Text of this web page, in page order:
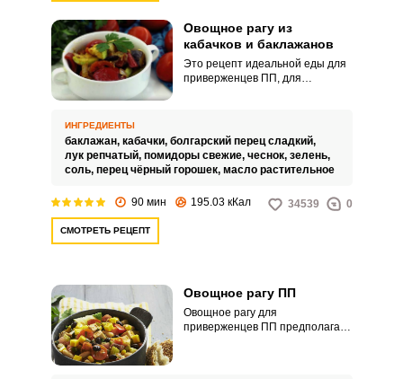
Овощное рагу из
кабачков и баклажанов
Это рецепт идеальной еды для
приверженцев ПП, для
можете изменить количество
продуктов и добавить в рагу
любые специи и травы.
ИНГРЕДИЕНТЫ
баклажан, кабачки, болгарский перец сладкий,
лук репчатый, помидоры свежие, чеснок, зелень,
соль, перец чёрный горошек, масло растительное
90 мин 195.03 кКал 34539 0
СМОТРЕТЬ РЕЦЕПТ
Овощное рагу ПП
Овощное рагу для
приверженцев ПП предполагает